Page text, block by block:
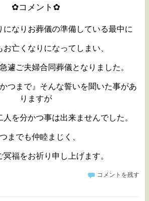
✿コメント✿
になりお葬儀の準備している最中に
お亡くなりになってしまい、
遽ご夫婦合同葬儀となりました。
つまで』そんな誓いを聞いた事があ
りますが
人を分かつ事は出来ませんでした。
までも仲睦まじく、
冥福をお祈り申し上げます。
コメントを残す